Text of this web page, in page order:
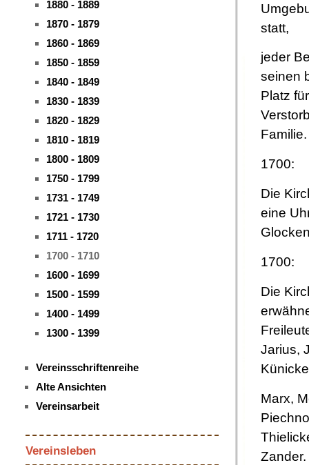
1880 - 1889
1870 - 1879
1860 - 1869
1850 - 1859
1840 - 1849
1830 - 1839
1820 - 1829
1810 - 1819
1800 - 1809
1750 - 1799
1731 - 1749
1721 - 1730
1711 - 1720
1700 - 1710
1600 - 1699
1500 - 1599
1400 - 1499
1300 - 1399
Vereinsschriftenreihe
Alte Ansichten
Vereinsarbeit
Vereinsleben
statt,
jeder
seinen
Platz
Familie.
1700:
Die
eine
1700:
Die
Jarius,
Marx,
Zander.